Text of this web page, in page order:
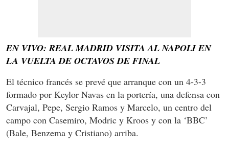
EN VIVO: REAL MADRID VISITA AL NAPOLI EN
LA VUELTA DE OCTAVOS DE FINAL
El técnico francés se prevé que arranque con un 4-3-3
formado por Keylor Navas en la portería, una defensa con
Carvajal, Pepe, Sergio Ramos y Marcelo, un centro del
campo con Casemiro, Modric y Kroos y con la ‘BBC’
(Bale, Benzema y Cristiano) arriba.